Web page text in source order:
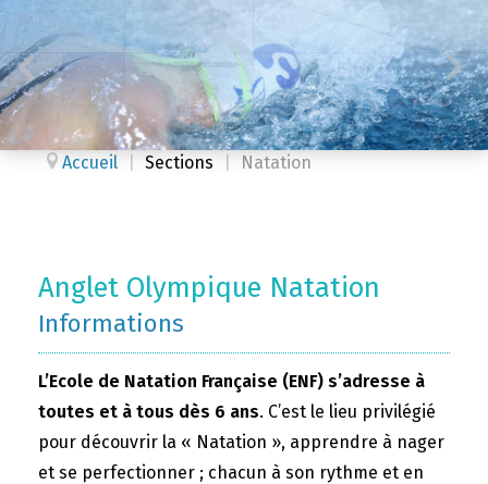
Accueil Sections Natation
Anglet Olympique Natation
Informations
L’Ecole de Natation Française (ENF) s’adresse à
toutes et à tous dès 6 ans. C’est le lieu privilégié
pour découvrir la « Natation », apprendre à nager
et se perfectionner ; chacun à son rythme et en